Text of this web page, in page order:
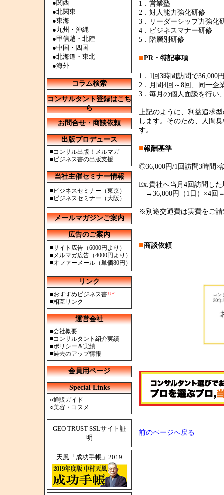
●関西
●北関東
●東海
●九州・沖縄
●甲信越・北陸
●中国・四国
●北海道・東北
●海外
コラム検索
コンサルタント登録はこち
ら
お問合せ・商談依頼
出版プロデュース
■コンサル出版！メルマガ
■ビジネス書の出版支援
当社主催セミナー情報
■ビジネスセミナー（東京）
■ビジネスセミナー（大阪）
メールマガジンご案内
広告のご案内
■サイト広告（6000円より）
■メルマガ広告（4000円より）
■オファーメール（単価80円）
リンク
■おすすめビジネス書
■相互リンク
運営会社
■会社概要
■コンサルタント紹介実績
■ポリシー＆実績
■過去のアップ情報
会員用ページ
Special Links
○通販ガイド
○美容・コスメ
GEO TRUST SSLサイト証
明
天風「成功手帳」2019
1．営業塾
2．対人能力強化研修
3．リーダーシップ力強化
4．ビジネスマナー研修
5．階層別研修
■PR・特記事項
1．1回3時間訪問で36,000
2．月間4回～8回、同一企
3．毎月の個人面談を行い
上記のように、利益追求
します。そのため、人間
す。
■報酬基準
◎36,000円/1回訪問3時間×
Ex.貴社へ当月4回訪問した
→36,000円（1日）×4回
※別途交通費は実費をご
■商談依頼
前のページへ戻る